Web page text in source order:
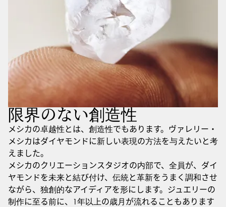
限界のない創造性
メシカの卓越性とは、創造性でもあります。ヴァレリー・
メシカはダイヤモンドに新しい表現の方法を与えたいと考
えました。
メシカのクリエーションスタジオの内部で、全員が、ダイ
ヤモンドを未来と結び付け、伝統と革新をうまく調和させ
ながら、独創的なアイディアを形にします。ジュエリーの
制作に至る前に、1年以上の歳月が流れることもあります